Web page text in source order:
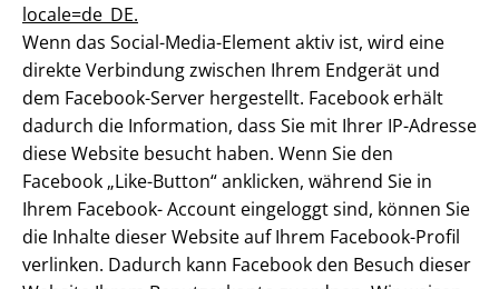
locale=de_DE.
Wenn das Social-Media-Element aktiv ist, wird eine
direkte Verbindung zwischen Ihrem Endgerät und
dem Facebook-Server hergestellt. Facebook erhält
dadurch die Information, dass Sie mit Ihrer IP-Adresse
diese Website besucht haben. Wenn Sie den
Facebook „Like-Button“ anklicken, während Sie in
Ihrem Facebook- Account eingeloggt sind, können Sie
die Inhalte dieser Website auf Ihrem Facebook-Profil
verlinken. Dadurch kann Facebook den Besuch dieser